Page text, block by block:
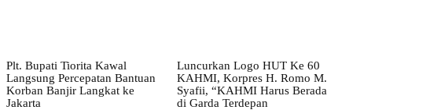
Plt. Bupati Tiorita Kawal
Langsung Percepatan Bantuan
Korban Banjir Langkat ke
Jakarta
Luncurkan Logo HUT Ke 60
KAHMI, Korpres H. Romo M.
Syafii, “KAHMI Harus Berada
di Garda Terdepan